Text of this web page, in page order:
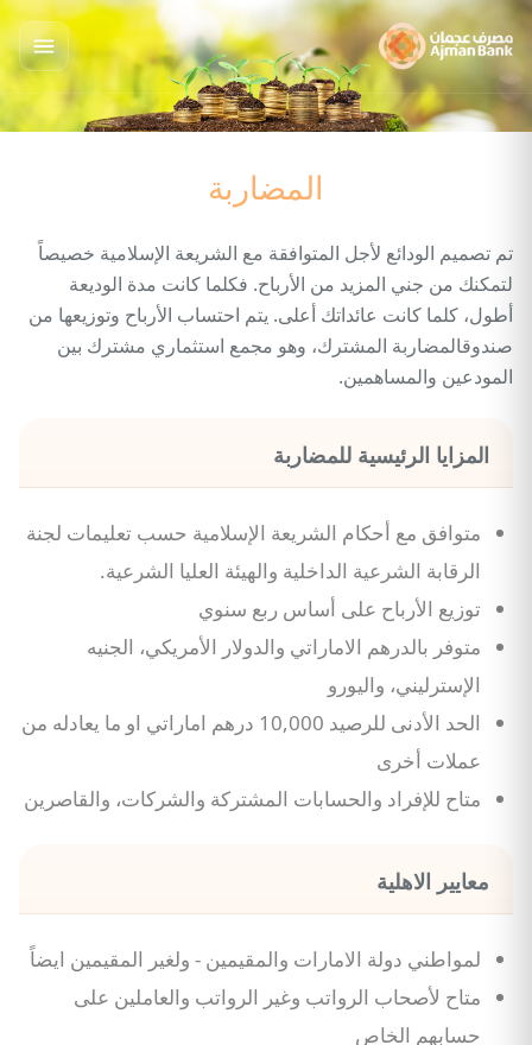
المضاربة
تم تصميم الودائع لأجل المتوافقة مع الشريعة الإسلامية خصيصاً
لتمكنك من جني المزيد من الأرباح. فكلما كانت مدة الوديعة
أطول، كلما كانت عائداتك أعلى. يتم احتساب الأرباح وتوزيعها من
صندوقالمضاربة المشترك، وهو مجمع استثماري مشترك بين
المودعين والمساهمين.
المزايا الرئيسية للمضاربة
متوافق مع أحكام الشريعة الإسلامية حسب تعليمات لجنة
الرقابة الشرعية الداخلية والهيئة العليا الشرعية.
توزيع الأرباح على أساس ربع سنوي
متوفر بالدرهم الاماراتي والدولار الأمريكي، الجنيه
الإسترليني، واليورو
الحد الأدنى للرصيد 10,000 درهم اماراتي او ما يعادله من
عملات أخرى
متاح للإفراد والحسابات المشتركة والشركات، والقاصرين
معايير الاهلية
لمواطني دولة الامارات والمقيمين - ولغير المقيمين ايضاً
متاح لأصحاب الرواتب وغير الرواتب والعاملين على
حسابهم الخاص